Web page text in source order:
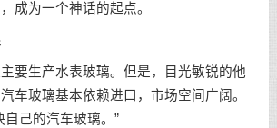
成为一个神话的起点。
生产水表玻璃。但是，目光敏锐的他
车玻璃基本依赖进口，市场空间广阔。
自己的汽车玻璃。”